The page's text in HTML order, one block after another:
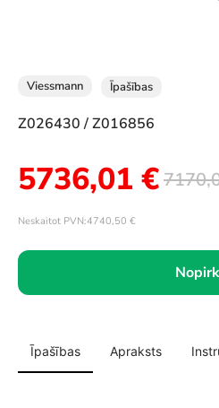
Viessmann Īpašības
Z026430 / Z016856
5736,01 €
Neskaitot PVN:4740,50 €
Īpašības Apraksts